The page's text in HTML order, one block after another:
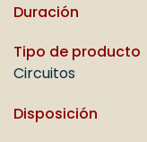
Duración
Tipo de producto
Circuitos
Disposición